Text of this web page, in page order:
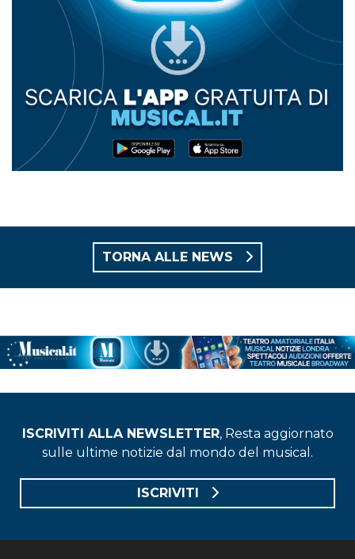
TORNA ALLE NEWS
ISCRIVITI ALLA NEWSLETTER, Resta aggiornato
sulle ultime notizie dal mondo del musical.
ISCRIVITI